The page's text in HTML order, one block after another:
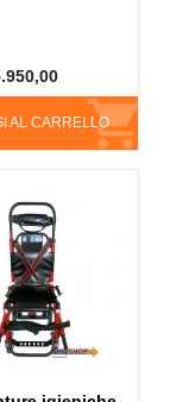
AL CARRELLO